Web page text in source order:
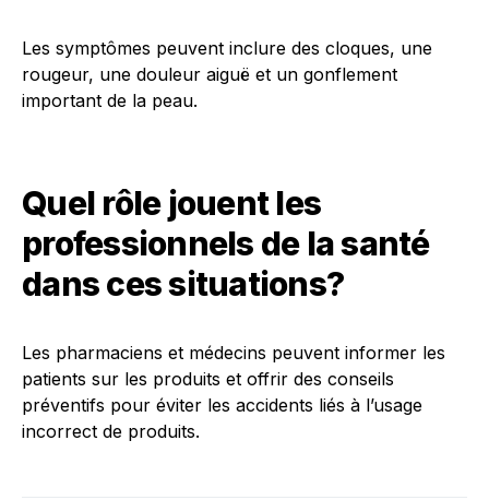
Les symptômes peuvent inclure des cloques, une
rougeur, une douleur aiguë et un gonflement
important de la peau.
Quel rôle jouent les
professionnels de la santé
dans ces situations?
Les pharmaciens et médecins peuvent informer les
patients sur les produits et offrir des conseils
préventifs pour éviter les accidents liés à l’usage
incorrect de produits.